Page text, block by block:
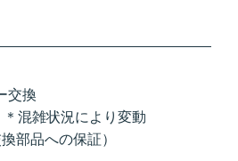
交換
混雑状況により変動
部品への保証）